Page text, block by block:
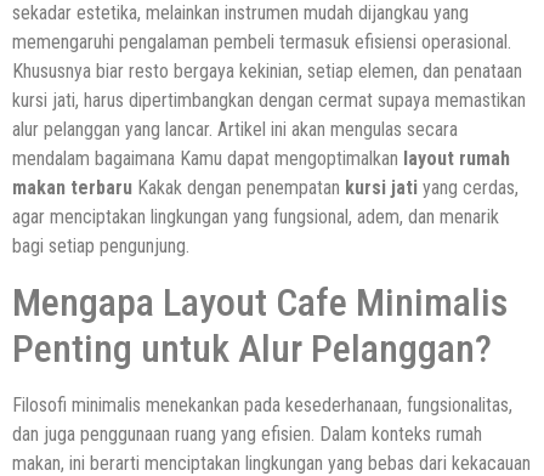
sekadar estetika, melainkan instrumen mudah dijangkau yang
memengaruhi pengalaman pembeli termasuk efisiensi operasional.
Khususnya biar resto bergaya kekinian, setiap elemen, dan penataan
kursi jati, harus dipertimbangkan dengan cermat supaya memastikan
alur pelanggan yang lancar. Artikel ini akan mengulas secara
mendalam bagaimana Kamu dapat mengoptimalkan layout rumah
makan terbaru Kakak dengan penempatan kursi jati yang cerdas,
agar menciptakan lingkungan yang fungsional, adem, dan menarik
bagi setiap pengunjung.
Mengapa Layout Cafe Minimalis
Penting untuk Alur Pelanggan?
Filosofi minimalis menekankan pada kesederhanaan, fungsionalitas,
dan juga penggunaan ruang yang efisien. Dalam konteks rumah
makan, ini berarti menciptakan lingkungan yang bebas dari kekacauan